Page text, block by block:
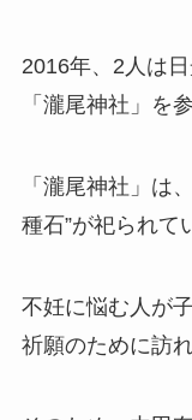
2016年、2人は
「瀧尾神社」を
「瀧尾神社」は
種石”が祀られて
不妊に悩む人が
祈願のために訪